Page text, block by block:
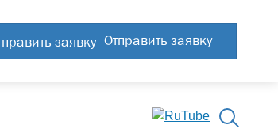
Отправить заявку